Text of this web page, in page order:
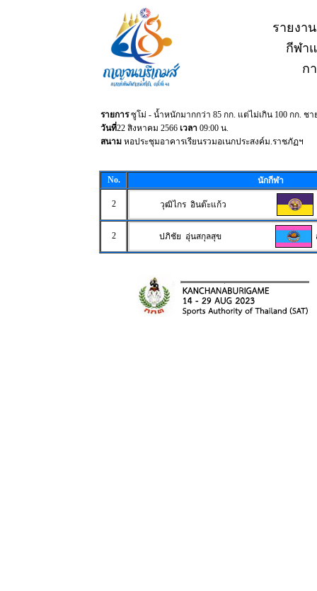
รายงา
กีฬา
ก
รายการซูโม่ - น้ำหนักมากกว่า 85 กก. แต่ไม่เกิน 100 กก. ช
วันที่22 สิงหาคม 2566 เวลา 09:00 น.
สนาม หอประชุมอาคารเรียนรวมอเนกประสงค์ม.ราชภัฏฯ
No. นักกีฬา
2 วุฒิไกร อินต๊ะแก้ว
2 ปภิชัย อุ่นสกุลสุข